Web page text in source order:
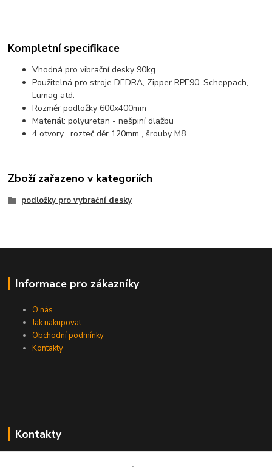
Kompletní specifikace
Vhodná pro vibrační desky 90kg
Použitelná pro stroje DEDRA, Zipper RPE90, Scheppach,
Lumag atd.
Rozměr podložky 600x400mm
Materiál: polyuretan - nešpiní dlažbu
4 otvory , rozteč děr 120mm , šrouby M8
Zboží zařazeno v kategoriích
podložky pro vybrační desky
Informace pro zákazníky
O nás
Jak nakupovat
Obchodní podmínky
Kontakty
Kontakty